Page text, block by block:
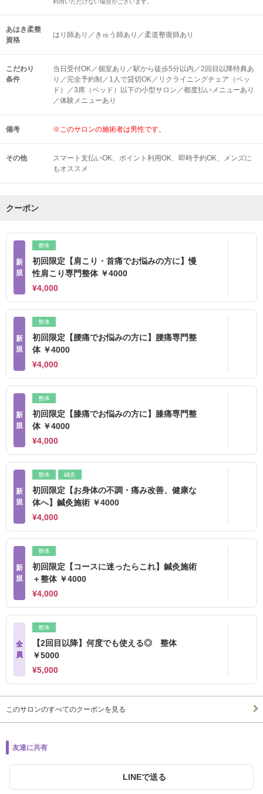
利用いただけない場合がございます。
あはき柔整
資格
はり師あり／きゅう師あり／柔道整復師あり
こだわり
条件
当日受付OK／個室あり／駅から徒歩5分以内／2回目以降特典あ
り／完全予約制／1人で貸切OK／リクライニングチェア（ベッ
ド）／3席（ベッド）以下の小型サロン／都度払いメニューあり
／体験メニューあり
備考 ※このサロンの施術者は男性です。
その他 スマート支払いOK ポイント利用OK 即時予約OK
メンズに
もオススメ
クーポン
新
規
整体
初回限定【肩こり・首痛でお悩みの方に】慢
性肩こり専門整体 ￥4000
¥4,000
新
規
整体
初回限定【腰痛でお悩みの方に】腰痛専門整
体 ￥4000
¥4,000
新
規
整体
初回限定【膝痛でお悩みの方に】膝痛専門整
体 ￥4000
¥4,000
新
規
整体 鍼灸
初回限定【お身体の不調・痛み改善、健康な
体へ】鍼灸施術 ￥4000
¥4,000
新
規
整体
初回限定【コースに迷ったらこれ】鍼灸施術
＋整体 ￥4000
¥4,000
全
員
整体
【2回目以降】何度でも使える◎ 整体
￥5000
¥5,000
このサロンのすべてのクーポンを見る
友達に共有
LINEで送る